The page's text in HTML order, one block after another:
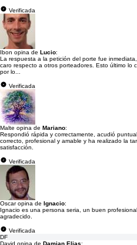
Verificada
Ibon opina de Lucio:
La respuesta a la petición del porte fue
caro respecto a otros porteadores. Esto último lo
por lo...
Verificada
Malte opina de Mariano:
Respondió rápida y correctamente, acudió
correcto, profesional y amable y ha realizado la
satisfacción.
Verificada
Oscar opina de Ignacio:
Ignacio es una persona seria, un buen
agradecido.
Verificada
DF
David opina de Damian Elias: